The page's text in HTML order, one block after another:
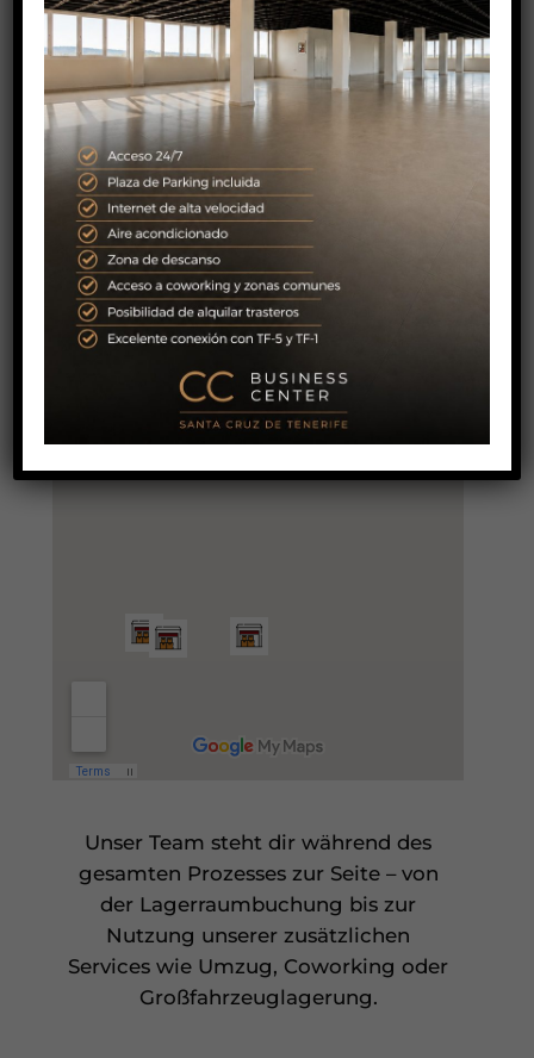
SENDEN
Unser Team steht dir während des
gesamten Prozesses zur Seite – von
der Lagerraumbuchung bis zur
Nutzung unserer zusätzlichen
Services wie Umzug, Coworking oder
Großfahrzeuglagerung.